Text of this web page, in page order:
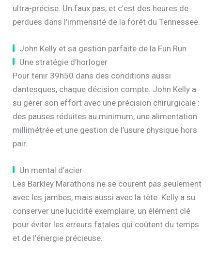
ultra-précise. Un faux pas, et c’est des heures de
perdues dans l’immensité de la forêt du Tennessee.
John Kelly et sa gestion parfaite de la Fun Run
Une stratégie d’horloger
Pour tenir 39h50 dans des conditions aussi
dantesques, chaque décision compte. John Kelly a
su gérer son effort avec une précision chirurgicale :
des pauses réduites au minimum, une alimentation
millimétrée et une gestion de l’usure physique hors
pair.
Un mental d’acier
Les Barkley Marathons ne se courent pas seulement
avec les jambes, mais aussi avec la tête. Kelly a su
conserver une lucidité exemplaire, un élément clé
pour éviter les erreurs fatales qui coûtent du temps
et de l’énergie précieuse.